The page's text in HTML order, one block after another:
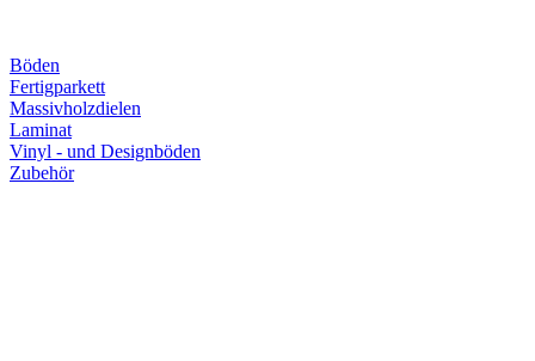
Böden
Fertigparkett
Massivholzdielen
Laminat
Vinyl - und Designböden
Zubehör